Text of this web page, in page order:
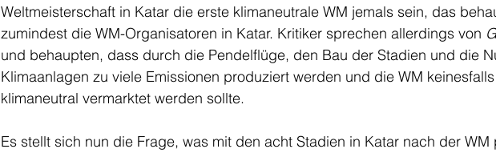
Weltmeisterschaft in Katar die erste klimaneutrale WM jemals sein, das
zumindest die WM-Organisatoren in Katar. Kritiker sprechen allerdings von
und behaupten, dass durch die Pendelflüge, den Bau der Stadien und die
Klimaanlagen zu viele Emissionen produziert werden und die WM
klimaneutral vermarktet werden sollte.
Es stellt sich nun die Frage, was mit den acht Stadien in Katar nach der WM